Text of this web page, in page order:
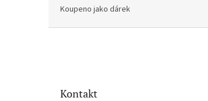
Koupeno jako dárek
Kontakt